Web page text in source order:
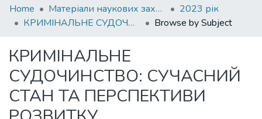
Communities
&
All of DSpace
Home Матеріали наукових заходів
2023 рік
КРИМІНАЛЬНЕ СУДОЧИНСТВО: СУЧАСНИЙ СТАН ТА ПЕРСПЕКТИВИ РОЗВИТКУ
Browse by Subject
КРИМІНАЛЬНЕ
СУДОЧИНСТВО: СУЧАСНИЙ
СТАН ТА ПЕРСПЕКТИВИ